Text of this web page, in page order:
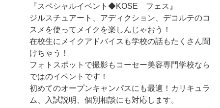
『スペシャルイベント◆KOSE フェス』
ジルスチュアート、アディクション、デコルテのコ
スメを使ってメイクを楽しんじゃおう！
在校生にメイクアドバイスも学校の話もたくさん聞
けちゃう！
フォトスポットで撮影もコーセー美容専門学校なら
ではのイベントです！
初めてのオープンキャンパスにも最適！カリキュラ
ム、入試説明、個別相談にも対応します。